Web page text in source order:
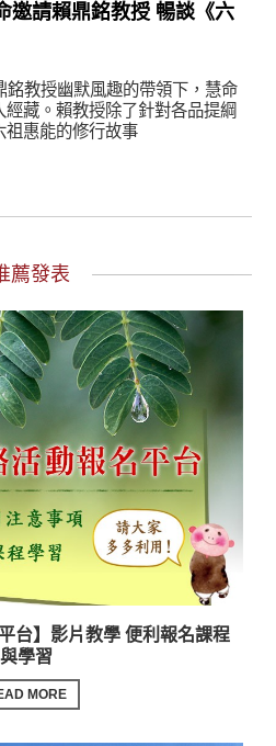
邀請賴鼎銘教授 暢談《六
銘教授幽默風趣的帶領下，慧命
藏。賴教授除了針對各品提綱
祖惠能的修行故事
薦發表
台】影片教學 便利報名課程
與學習
MORE